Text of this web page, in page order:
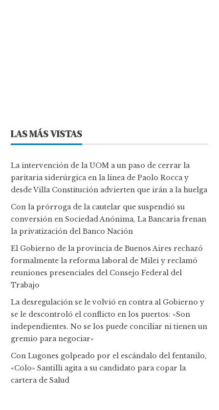
LAS MÁS VISTAS
La intervención de la UOM a un paso de cerrar la
paritaria siderúrgica en la línea de Paolo Rocca y
desde Villa Constitución advierten que irán a la huelga
Con la prórroga de la cautelar que suspendió su
conversión en Sociedad Anónima, La Bancaria frenan
la privatización del Banco Nación
El Gobierno de la provincia de Buenos Aires rechazó
formalmente la reforma laboral de Milei y reclamó
reuniones presenciales del Consejo Federal del
Trabajo
La desregulación se le volvió en contra al Gobierno y
se le descontroló el conflicto en los puertos: «Son
independientes. No se los puede conciliar ni tienen un
gremio para negociar»
Con Lugones golpeado por el escándalo del fentanilo,
«Colo» Santilli agita a su candidato para copar la
cartera de Salud